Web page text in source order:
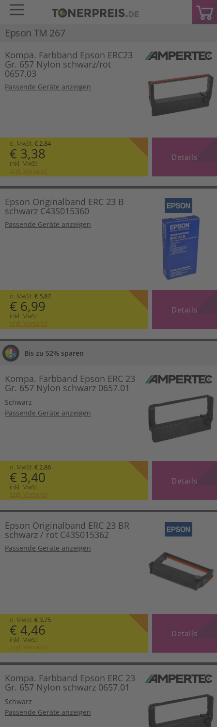
Epson TM 267
Kompa. Farbband Epson ERC23
Gr. 657 Nylon schwarz/rot
0657.03
Passende Geräte anzeigen
o. MwSt. € 2,84
€ 3,38
inkl. MwSt.
zzgl. Versand
Details
Epson Originalband ERC 23 B
schwarz C43S015360
Passende Geräte anzeigen
o. MwSt. € 5,87
€ 6,99
inkl. MwSt.
zzgl. Versand
Details
Bis zu 52% sparen
Kompa. Farbband Epson ERC 23
Gr. 657 Nylon schwarz 0657.01
Schwarz
Passende Geräte anzeigen
o. MwSt. € 2,86
€ 3,40
inkl. MwSt.
zzgl. Versand
Details
Epson Originalband ERC 23 BR
schwarz / rot C43S015362
Passende Geräte anzeigen
o. MwSt. € 3,75
€ 4,46
inkl. MwSt.
zzgl. Versand
Details
Kompa. Farbband Epson ERC 23
Gr. 657 Nylon schwarz 0657.01
Schwarz
Passende Geräte anzeigen